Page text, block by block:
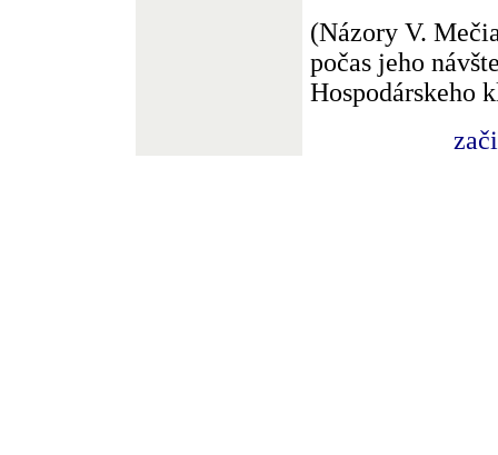
(Názory V.
počas jeho
Hospodárskeho